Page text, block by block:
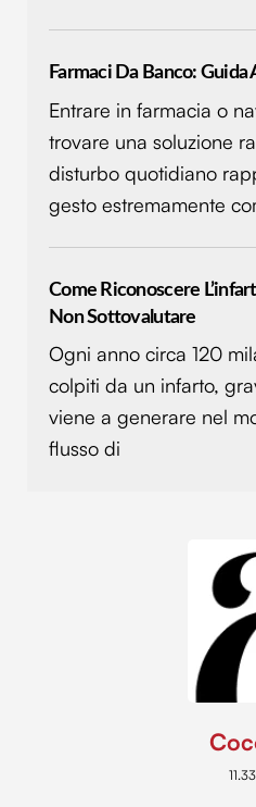
Farmaci Da Banco:
Entrare in farmacia o
trovare una soluzione
disturbo quotidiano
gesto estremamente
Come Riconoscere
Non Sottovalutare
Ogni anno circa 120
colpiti da un infarto,
viene a generare nel
flusso di